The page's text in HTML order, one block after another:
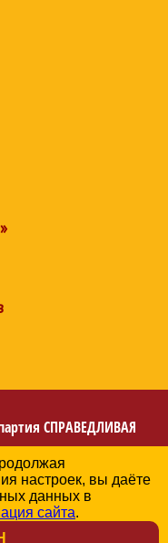
СПРАВЕДЛИВАЯ
в Архангельской
данных
настроек, вы даёте
данных в
сайта.